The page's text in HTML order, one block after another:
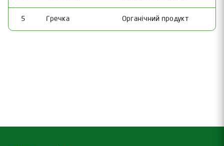
5 Гречка Органічний продукт